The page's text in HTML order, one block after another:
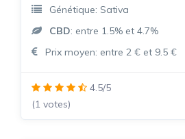
Génétique: Sativa
CBD: entre 1.5% et 4.7%
Prix moyen: entre 2 € et 9.5 €
4.5/5
(1 votes)